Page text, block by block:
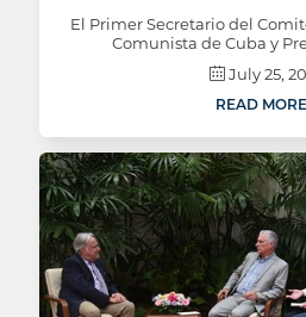
El Primer Secretario del
Comunista de Cuba y
July 25,
READ MORE